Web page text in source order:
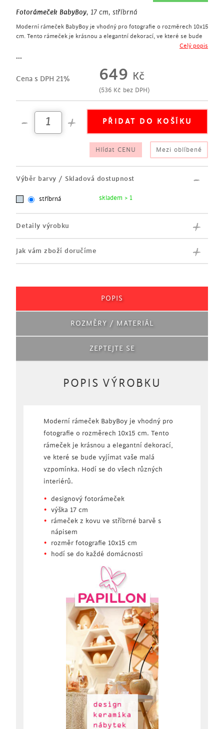
Fotorámeček BabyBoy, 17 cm, stříbrná
Moderní rámeček BabyBoy je vhodný pro fotografie o rozměrech 10x15
cm. Tento rámeček je krásnou a elegantní dekorací, ve které se bude
vyjímat vaše malá vzpomínka. Hodí se do všech různých interiérů.
rámeček z kovu ve stříbrné barvě s nápisem
rozměr fotografie 10x15 cm
hodí se do každé domácnosti
...
Celý popis
Cena s DPH 21% 649 Kč
(536 Kč bez DPH)
Hlídat CENU Mezi oblíbené
Výběr barvy / Skladová dostupnost
stříbrná skladem > 1
Detaily výrobku
Jak vám zboží doručíme
POPIS
ROZMĚRY / MATERIÁL
ZEPTEJTE SE
POPIS VÝROBKU
Moderní rámeček BabyBoy je vhodný pro
fotografie o rozměrech 10x15 cm. Tento
rámeček je krásnou a elegantní dekorací,
ve které se bude vyjímat vaše malá
vzpomínka. Hodí se do všech různých
interiérů.
designový fotorámeček
výška 17 cm
rámeček z kovu ve stříbrné barvě s
nápisem
rozměr fotografie 10x15 cm
hodí se do každé domácnosti